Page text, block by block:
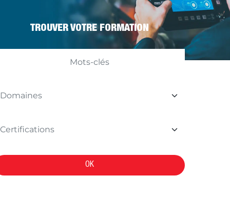
TROUVER VOTRE FORMATION
OK